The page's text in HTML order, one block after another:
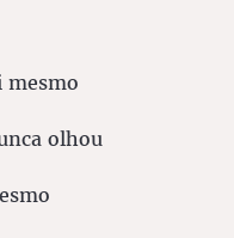
mesmo
olhou